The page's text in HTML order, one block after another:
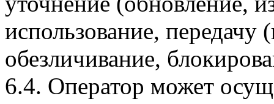
использование, передачу
обезличивание,
6.4. Оператор может